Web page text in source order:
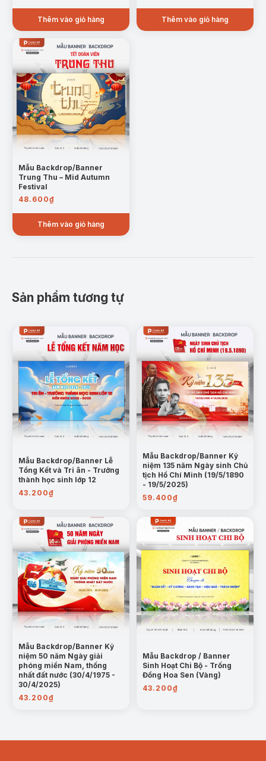
là:
tại
Thêm vào giỏ hàng Thêm vào giỏ hàng
Mẫu Backdrop/Banner
Trung Thu – Mid Autumn
Festival
48.600₫
Thêm vào giỏ hàng
Sản phẩm tương tự
Mẫu Backdrop/Banner Lễ
Tổng Kết và Tri ân - Trưởng
thành học sinh lớp 12
43.200₫
Mẫu Backdrop/Banner Kỷ
niệm 135 năm Ngày sinh Chủ
tịch Hồ Chí Minh (19/5/1890
- 19/5/2025)
59.400₫
Mẫu Backdrop/Banner Kỷ
niệm 50 năm Ngày giải
phóng miền Nam, thống
nhất đất nước (30/4/1975 -
30/4/2025)
43.200₫
Mẫu Backdrop / Banner
Sinh Hoạt Chi Bộ - Trống
Đồng Hoa Sen (Vàng)
43.200₫